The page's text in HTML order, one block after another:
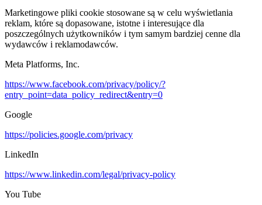
Marketingowe pliki cookie stosowane są w celu wyświetlania
reklam, które są dopasowane, istotne i interesujące dla
poszczególnych użytkowników i tym samym bardziej cenne dla
wydawców i reklamodawców.
Meta Platforms, Inc.
https://www.facebook.com/privacy/policy/?
entry_point=data_policy_redirect&entry=0
Google
https://policies.google.com/privacy
LinkedIn
https://www.linkedin.com/legal/privacy-policy
You Tube